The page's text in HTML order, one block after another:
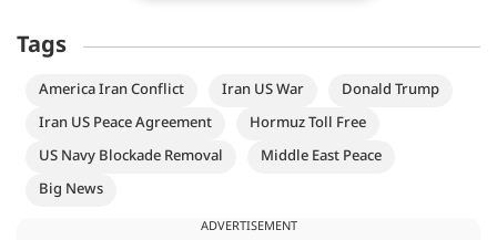
Tags
America Iran Conflict Iran US War
Donald Trump
Iran US Peace Agreement
Hormuz Toll Free
US Navy Blockade Removal
Middle East Peace
Big News
ADVERTISEMENT